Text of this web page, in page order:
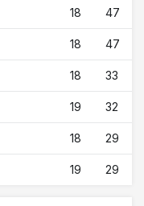
18 47
18 47
18 33
19 32
18 29
19 29